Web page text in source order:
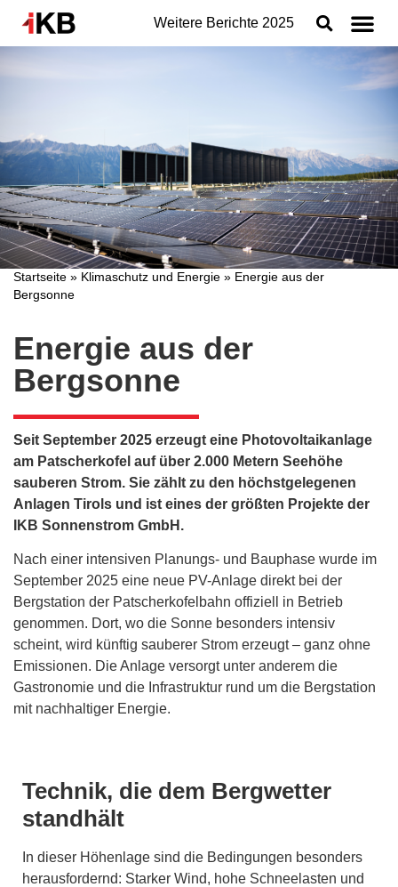
Weitere Berichte 2025
Topthemen
Geschäftsbereiche der IKB
Organisation
Jahresabschluss
Konzern
Startseite » Klimaschutz und Energie » Energie aus der
Bergsonne
Energie aus der
Bergsonne
Seit September 2025 erzeugt eine Photovoltaikanlage
am Patscherkofel auf über 2.000 Metern Seehöhe
sauberen Strom. Sie zählt zu den höchstgelegenen
Anlagen Tirols und ist eines der größten Projekte der
IKB Sonnenstrom GmbH.
Nach einer intensiven Planungs- und Bauphase wurde im
September 2025 eine neue PV-Anlage direkt bei der
Bergstation der Patscherkofelbahn offiziell in Betrieb
genommen. Dort, wo die Sonne besonders intensiv
scheint, wird künftig sauberer Strom erzeugt – ganz ohne
Emissionen. Die Anlage versorgt unter anderem die
Gastronomie und die Infrastruktur rund um die Bergstation
mit nachhaltiger Energie.
Technik, die dem Bergwetter
standhält
In dieser Höhenlage sind die Bedingungen besonders
herausfordernd: Starker Wind, hohe Schneelasten und